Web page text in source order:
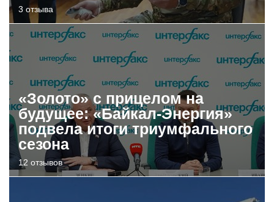
3 отзыва
«Золото» с прицелом на
будущее: «Байкал-Энергия»
подвела итоги триумфального
сезона
12 отзывов